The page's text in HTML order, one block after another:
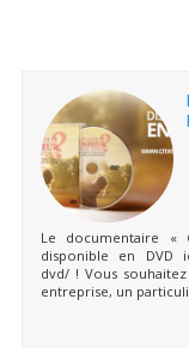
Le documentaire «
disponible en DVD
dvd/ ! Vous
entreprise, un